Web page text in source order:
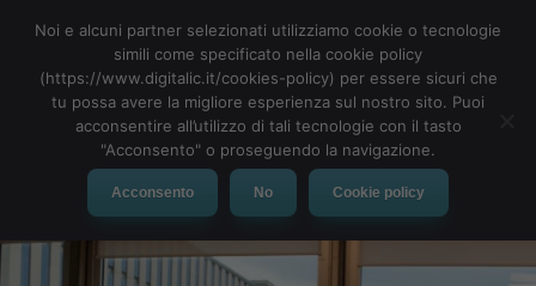
MENU
Noi e alcuni partner selezionati utilizziamo cookie o tecnologie
simili come specificato nella cookie policy
(https://www.digitalic.it/cookies-policy) per essere sicuri che
tu possa avere la migliore esperienza sul nostro sito. Puoi
acconsentire all’utilizzo di tali tecnologie con il tasto
"Acconsento" o proseguendo la navigazione.
Acconsento No Cookie policy